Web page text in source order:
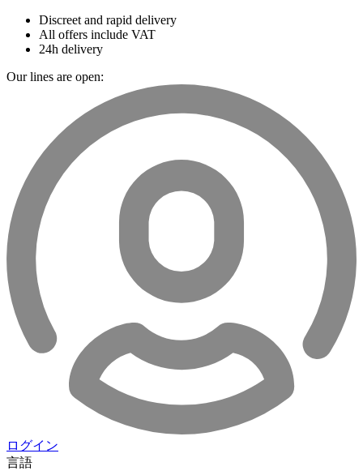
Discreet and rapid delivery
All offers include VAT
24h delivery
Our lines are open:
ログイン
言語